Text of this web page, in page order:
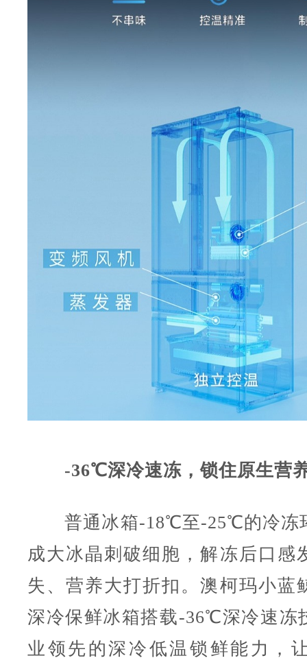
-36℃深冷速冻，锁住原生营
普通冰箱-18℃至-25℃的冷冻
成大冰晶刺破细胞，解冻后口感
失、营养大打折扣。澳柯玛小蓝
深冷保鲜冰箱搭载-36℃深冷速冻
业领先的深冷低温锁鲜能力，